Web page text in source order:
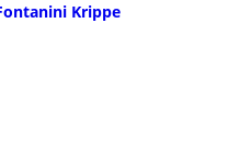
Krippe